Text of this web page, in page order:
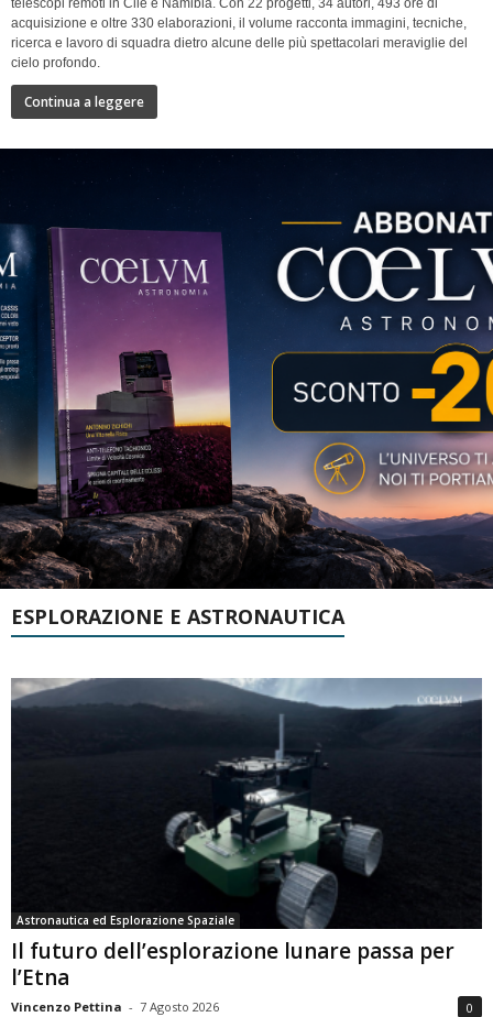
telescopi remoti in Cile e Namibia. Con 22 progetti, 34 autori, 493 ore di
acquisizione e oltre 330 elaborazioni, il volume racconta immagini, tecniche,
ricerca e lavoro di squadra dietro alcune delle più spettacolari meraviglie del
cielo profondo.
Continua a leggere
ESPLORAZIONE E ASTRONAUTICA
Astronautica ed Esplorazione Spaziale
Il futuro dell’esplorazione lunare passa per
l’Etna
Vincenzo Pettina - 7 Agosto 2026 0